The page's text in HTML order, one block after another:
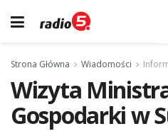
Strona Główna Wiadomości
Wizyta
Gospodarki w